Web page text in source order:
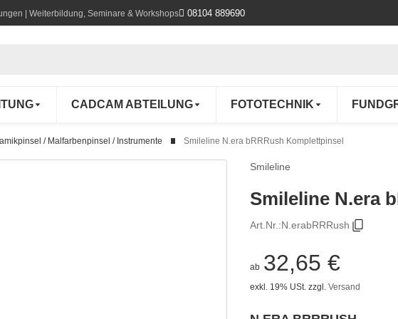
| Weiterbildung, Seminare & Workshops 08104 889690
CADCAM ABTEILUNG FOTOTECHNIK
/ Malfarbenpinsel / Instrumente Smileline N.era bRRRush Komplettpinsel
Smileline
Smileline N.era
Art.Nr.:N.erabRRRush
ab 32,65 €
exkl. 19% USt. zzgl. Versand